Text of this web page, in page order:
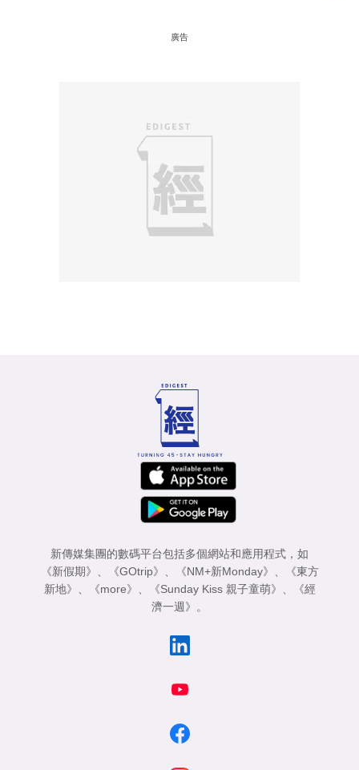
廣告
新傳媒集團的數碼平台包括多個網站和應用程式，如
《新假期》
《GOtrip》 《NM+新Monday》
《東方
新地》
《more》 《Sunday Kiss 親子童萌》
《經
濟一週》
。